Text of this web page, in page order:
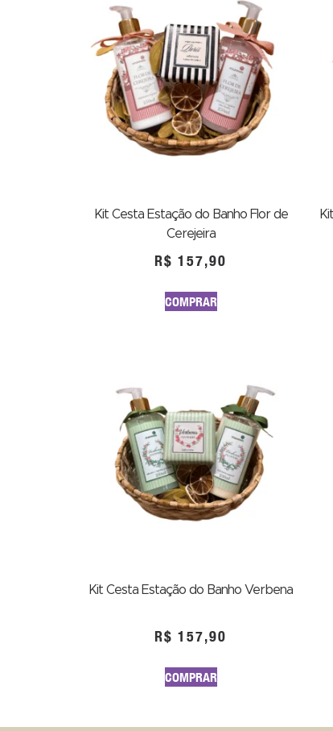
Kit Cesta Estação do Banho Flor de
Cerejeira
R$ 157,90
COMPRAR
Kit Cesta Estação do Banho Verbena
R$ 157,90
COMPRAR